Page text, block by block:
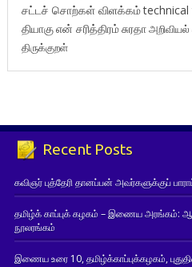
சட்டச் சொற்கள் விளக்கம்
தியாகுஎன் சரித்திரம்சுரதா
திருக்குறள்
Recent Posts
கவிஞர் புத்தேரி தானப்பன் அவர்களுக்குப்
தமிழ்க் காப்புக் கழகம் – இணைய அரங்கம்:
நூலரங்கம்
இணைய உரை 10, தமிழ்க்காப்புக்கழகம்,